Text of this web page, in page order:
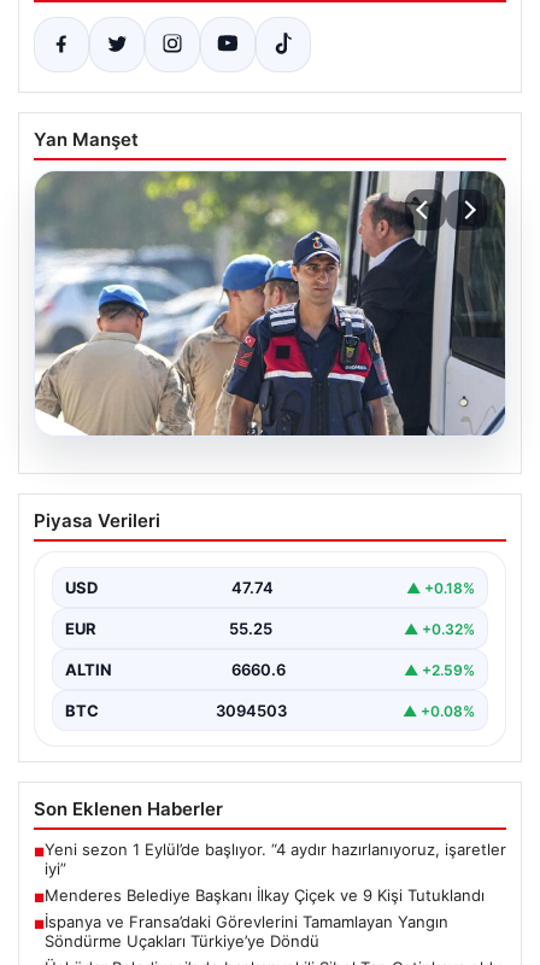
Yan Manşet
07.08.2026
Menderes Belediye Başkanı İlkay Çiçek
ve 9 Kişi Tutuklandı
Çiçek'in de aralarında bulunduğu isimlere yönelik
yürütülen kapsamlı…
Piyasa Verileri
USD 47.74 ▲ +0.18%
EUR 55.25 ▲ +0.32%
ALTIN 6660.6 ▲ +2.59%
BTC 3094503 ▲ +0.08%
Son Eklenen Haberler
■Yeni sezon 1 Eylül’de başlıyor. “4 aydır hazırlanıyoruz, işaretler
iyi”
■Menderes Belediye Başkanı İlkay Çiçek ve 9 Kişi Tutuklandı
■İspanya ve Fransa’daki Görevlerini Tamamlayan Yangın
Söndürme Uçakları Türkiye’ye Döndü